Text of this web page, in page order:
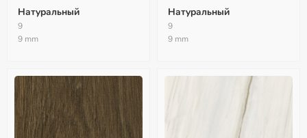
Натуральный
9
9 mm
Натуральный
9
9 mm